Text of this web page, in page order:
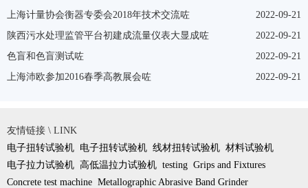
2022-09-21
上海计量协会衡器专委会2018年技术交流咗
2022-09-21
陕西污水处理监管平台初建成流量仪表大显成咗
2022-09-21
色盲和色盲测试咗
2022-09-21
上海沛欧参加2016春季高教展会咗
友情链接 \ LINK
电子扭转试验机 电子扭转试验机 线材扭转试验机 材料试验机
电子拉力试验机 高低温拉力试验机 testing Grips and Fixtures
Concrete test machine Metallographic Abrasive Band Grinder